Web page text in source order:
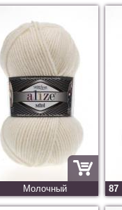
Молочный 87